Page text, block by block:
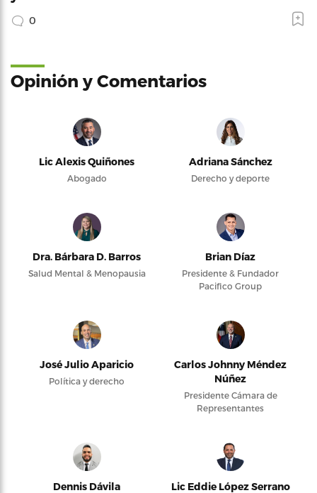
0
Opinión y Comentarios
Lic Alexis Quiñones
Abogado
Adriana Sánchez
Derecho y deporte
Dra. Bárbara D. Barros
Salud Mental & Menopausia
Brian Díaz
Presidente & Fundador
Pacifico Group
José Julio Aparicio
Política y derecho
Carlos Johnny Méndez
Núñez
Presidente Cámara de
Representantes
Dennis Dávila Lic Eddie López Serrano